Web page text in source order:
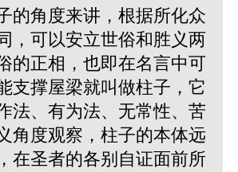
的角度来讲，根据所化众
，可以安立世俗和胜义两
的正相，也即在名言中可
支撑屋梁就叫做柱子，它
法、有为法、无常性、苦
度观察，柱子的本体远
在圣者的各别自证面前所